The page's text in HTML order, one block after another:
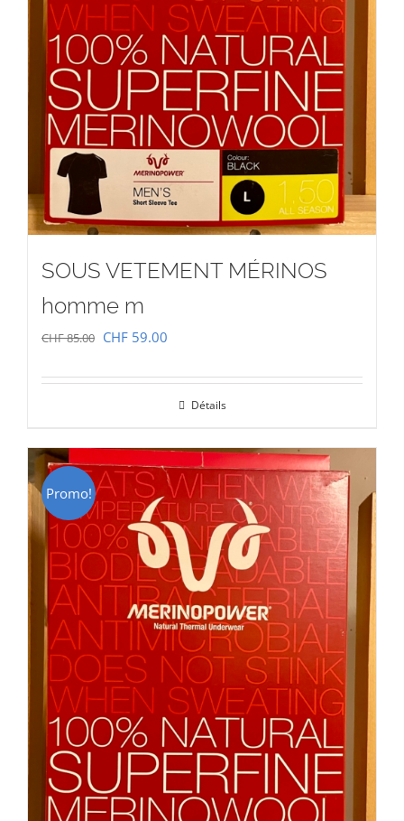
SOUS VETEMENT MÉRINOS
homme m
CHF85.00 Le
CHF 85.00.
CHF 59.00
CHF 59.00.
Détails
Promo!